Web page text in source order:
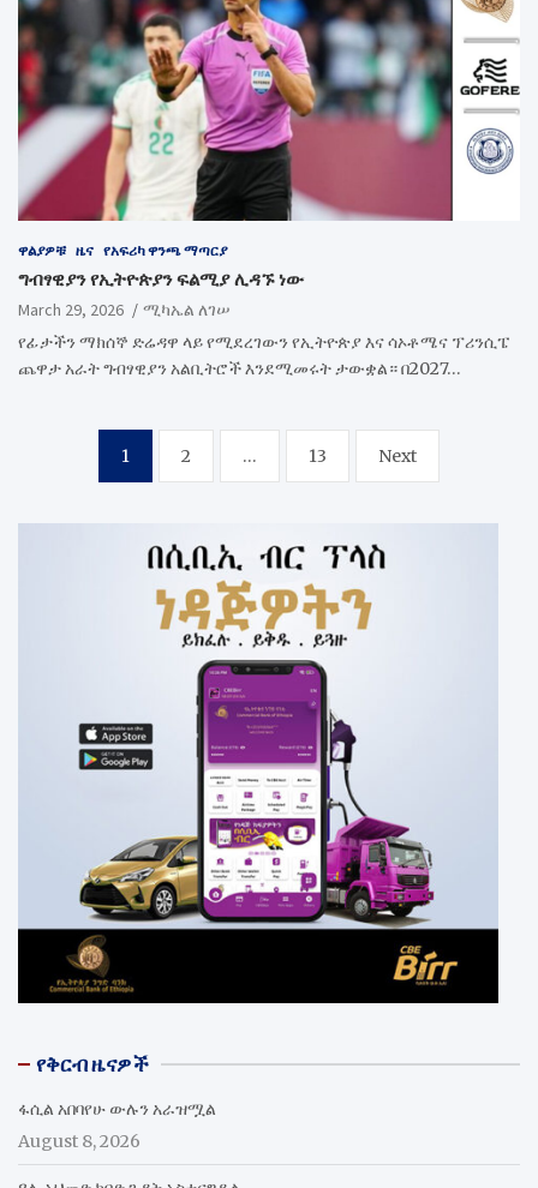
ዋልያዎቹ ዜና የአፍሪካ ዋንጫ ማጣርያ
ግብፃዊያን የኢትዮጵያን ፍልሚያ ሊዳኙ ነው
March 29, 2026
ሚካኤል ለገሠ
የፊታችን ማክሰኞ ድሬዳዋ ላይ የሚደረገውን የኢትዮጵያ እና ሳኦቶሜና ፕሪንሲፔ
ጨዋታ አራት ግብፃዊያን አልቢትሮች እንደሚመሩት ታውቋል። በ2027…
pagination
1 2 … 13 Next
የቅርብ ዜናዎች
ፋሲል አበባየሁ ውሉን አራዝሟል
August 8, 2026